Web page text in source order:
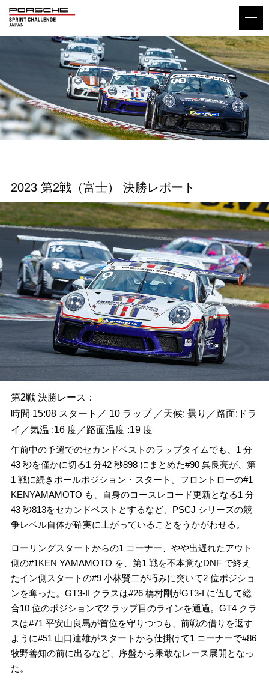
2023 第2戦（富士） 決勝レポート
第2戦 決勝レース：
時間 15:08 スタート／ 10 ラップ ／天候: 曇り／路面:ドラ
イ／気温 :16 度／路面温度 :19 度
午前中の予選でのセカンドベストのラップタイムでも、1 分
43 秒を僅かに切る1 分42 秒898 にまとめた#90 呉良亮が、第
1 戦に続きポールポジション・スタート。フロントローの#1
KENYAMAMOTO も、自身のコースレコード更新となる1 分
43 秒813をセカンドベストとするなど、PSCJ シリーズの競
争レベル自体が確実に上がっていることをうかがわせる。
ローリングスタートからの1 コーナー、やや出遅れたアウト
側の#1KEN YAMAMOTO を、第1 戦を不本意なDNF で終え
たイン側スタートの#9 小林賢二が巧みに突いて2 位ポジショ
ンを奪った。GT3-II クラスは#26 橋村剛がGT3-I に伍して総
合10 位のポジションで2 ラップ目のラインを通過。GT4 クラ
スは#71 平安山良馬が首位を守りつつも、前戦の借りを返す
ように#51 山口達雄がスタートから仕掛けて1 コーナーで#86
牧野善知の前に出るなど、序盤から果敢なレース展開となっ
た。